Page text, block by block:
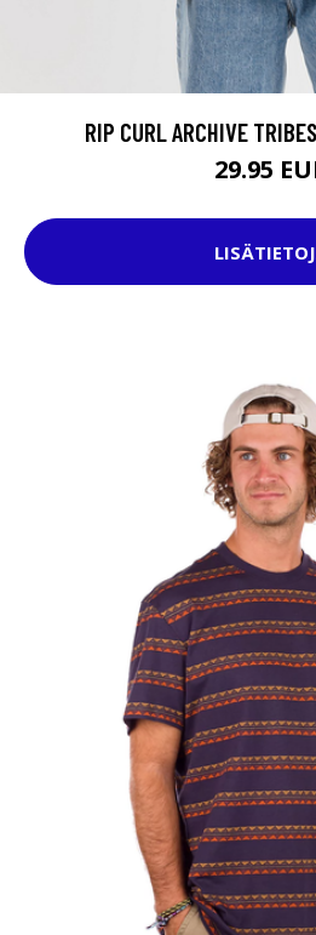
RIP CURL ARCHIVE
29.95